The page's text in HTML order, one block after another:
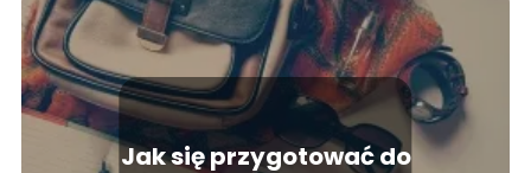
Jak się przygotować do